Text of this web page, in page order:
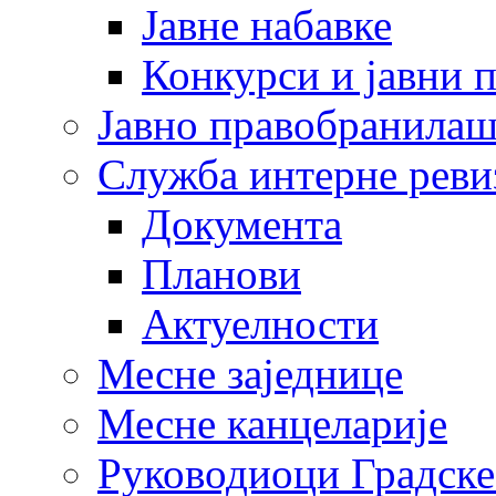
Јавне набавке
Конкурси и јавни
Јавно
Служба интерне
Документа
Планови
Актуелности
Месне заједнице
Месне канцеларије
Руководиоци